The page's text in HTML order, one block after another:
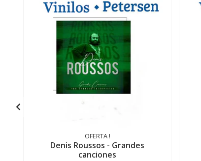
OFERTA !
Denis Roussos - Grandes
canciones